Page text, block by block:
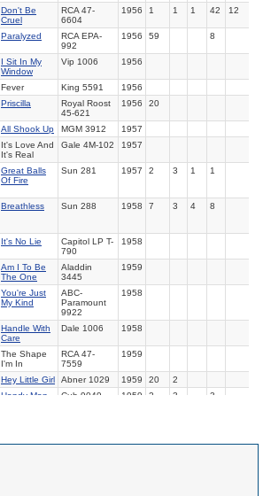
Don't Be
Cruel
RCA 47-
6604
1956 1 1 1 42 12
Paralyzed RCA EPA-
992
1956 59 8
I Sit In My
Window
Vip 1006 1956
Fever King 5591
1956
Priscilla
Royal Roost
45-621
1956 20
All Shook Up MGM 3912
1957
It's Love And
It's Real
Gale 4M-102 1957
Great Balls
Of Fire
Sun 281 1957 2 3 1 1
Breathless Sun 288 1958 7 3 4 8
It's No Lie Capitol LP T-
790
1958
Am I To Be
The One
Aladdin
3445
1959
You're Just
My Kind
ABC-
Paramount
9922
1958
Handle With
Care
Dale 1006 1958
The Shape
I'm In
RCA 47-
7559
1959
Hey Little Girl Abner1029 1959 20
2
Handy Man Cub 9049 1959 2 3
3
42514